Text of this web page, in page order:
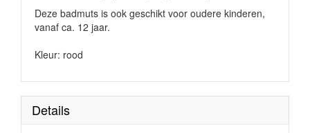
Deze badmuts is ook geschikt voor oudere kinderen,
vanaf ca. 12 jaar.
Kleur: rood
Details